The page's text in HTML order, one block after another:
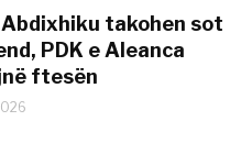
takohen sot
PDK e Aleanca
ftesën